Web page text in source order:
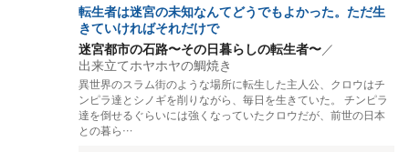
転生者は迷宮の未知なんてどうでもよかった。ただ生
きていければそれだけで
迷宮都市の石路〜その日暮らしの転生者〜／
出来立てホヤホヤの鯛焼き
異世界のスラム街のような場所に転生した主人公、クロウはチ
ンピラ達とシノギを削りながら、毎日を生きていた。 チンピラ
達を倒せるぐらいには強くなっていたクロウだが、前世の日本
との暮ら…